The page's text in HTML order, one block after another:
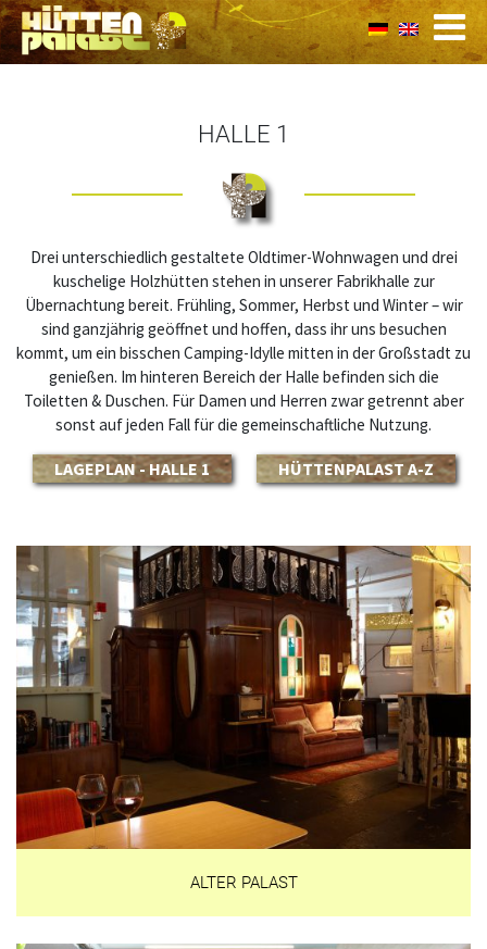
HALLE 1
Drei unterschiedlich gestaltete Oldtimer-Wohnwagen und drei
kuschelige Holzhütten stehen in unserer Fabrikhalle zur
Übernachtung bereit. Frühling, Sommer, Herbst und Winter – wir
sind ganzjährig geöffnet und hoffen, dass ihr uns besuchen
kommt, um ein bisschen Camping-Idylle mitten in der Großstadt zu
genießen. Im hinteren Bereich der Halle befinden sich die
Toiletten & Duschen. Für Damen und Herren zwar getrennt aber
sonst auf jeden Fall für die gemeinschaftliche Nutzung.
LAGEPLAN - HALLE 1 HÜTTENPALAST A-Z
ALTER PALAST